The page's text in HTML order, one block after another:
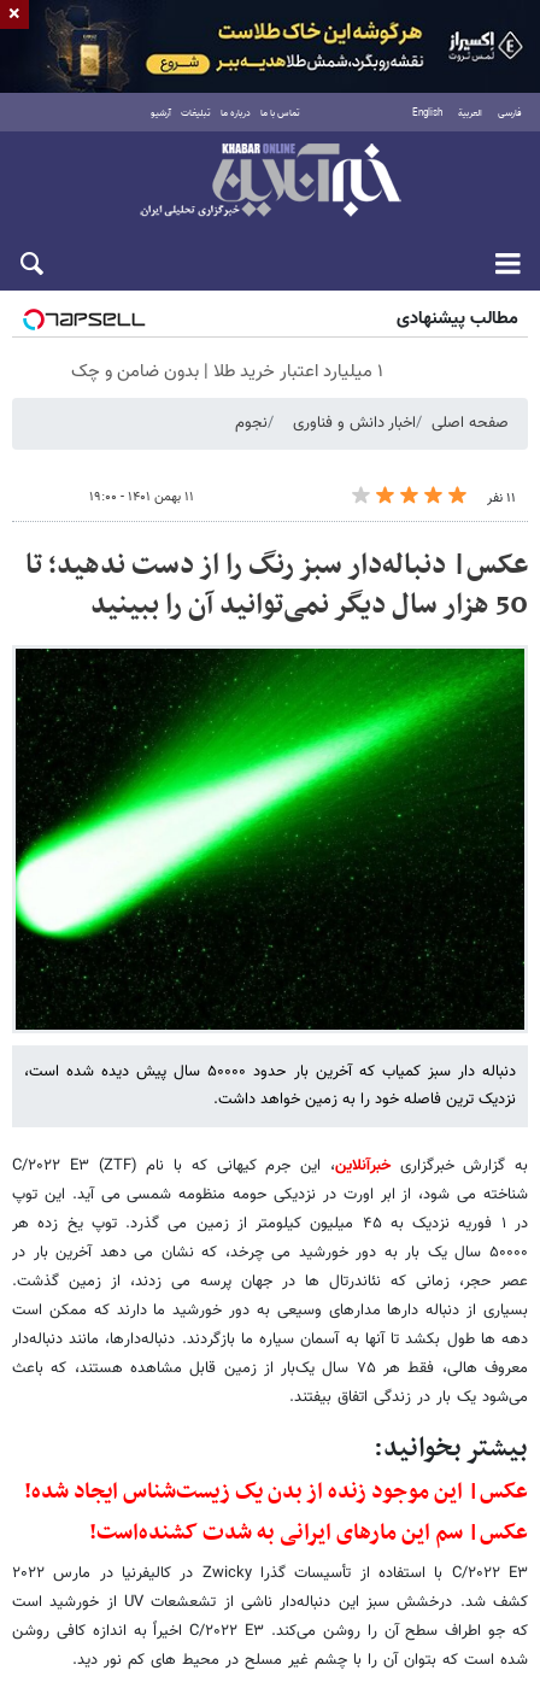
فارسی العربية English تماس با ما درباره ما تبلیغات آرشیو
پنجشنبه ۱۵ مرداد ۱۴۰۵
مطالب پیشنهادی
۱ میلیارد اعتبار خرید طلا | بدون ضامن و چک
صفحه اصلی اخبار دانش و فناوری نجوم
۱۱ نفر ۱۱ بهمن ۱۴۰۱ - ۱۹:۰۰
عکس| دنباله‌دار سبز رنگ را از دست ندهید؛ تا
50 هزار سال دیگر نمی‌توانید آن را ببینید
دنباله دار سبز کمیاب که آخرین بار حدود ۵۰۰۰۰ سال پیش دیده شده است،
نزدیک ترین فاصله خود را به زمین خواهد داشت.
به گزارش خبرگزاریخبرآنلاین
، این جرم کیهانی که با نام C/۲۰۲۲ E۳ (ZTF)
شناخته می شود، از ابر اورت در نزدیکی حومه منظومه شمسی می آید. این توپ
در ۱ فوریه نزدیک به ۴۵ میلیون کیلومتر از زمین می گذرد. توپ یخ زده هر
۵۰۰۰۰ سال یک بار به دور خورشید می چرخد، که نشان می دهد آخرین بار در
عصر حجر، زمانی که نئاندرتال ها در جهان پرسه می زدند، از زمین گذشت.
بسیاری از دنباله دارها مدارهای وسیعی به دور خورشید ما دارند که ممکن است
دهه ها طول بکشد تا آنها به آسمان سیاره ما بازگردند. دنباله‌دارها، مانند دنباله‌دار
معروف هالی، فقط هر ۷۵ سال یک‌بار از زمین قابل مشاهده هستند، که باعث
می‌شود یک بار در زندگی اتفاق بیفتند.
بیشتر بخوانید:
عکس| این موجود زنده از بدن یک زیست‌شناس ایجاد شده!
عکس| سم این مارهای ایرانی به شدت کشنده‌است!
C/۲۰۲۲ E۳ با استفاده از تأسیسات گذرا Zwicky در کالیفرنیا در مارس ۲۰۲۲
کشف شد. درخشش سبز این دنباله‌دار ناشی از تشعشعات UV از خورشید است
که جو اطراف سطح آن را روشن می‌کند. C/۲۰۲۲ E۳ اخیراً به اندازه کافی روشن
شده است که بتوان آن را با چشم غیر مسلح در محیط های کم نور دید.
×